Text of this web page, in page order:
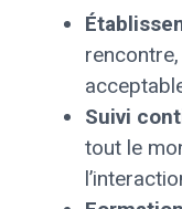
Suivi
tout le